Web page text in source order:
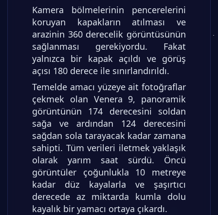
Kamera bölmelerinin pencerelerini
koruyan kapakların atılması ve
arazinin 360 derecelik görüntüsünün
sağlanması gerekiyordu. Fakat
yalnızca bir kapak açıldı ve görüş
açısı 180 derece ile sınırlandırıldı.
Temelde amacı yüzeye ait fotoğraflar
çekmek olan Venera 9, panoramik
görüntünün 174 derecesini soldan
sağa ve ardından 124 derecesini
sağdan sola tarayacak kadar zamana
sahipti. Tüm verileri iletmek yaklaşık
olarak yarım saat sürdü. Öncü
görüntüler çoğunlukla 10 metreye
kadar düz kayalarla ve şaşırtıcı
derecede az miktarda kumla dolu
kayalık bir yamacı ortaya çıkardı.